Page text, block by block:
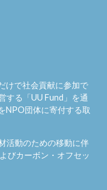
けで社会貢献に参加で
する「UU Fund 」を通
NPO団体に寄付する取
活動のための移動に伴
びカーボン・オフセッ